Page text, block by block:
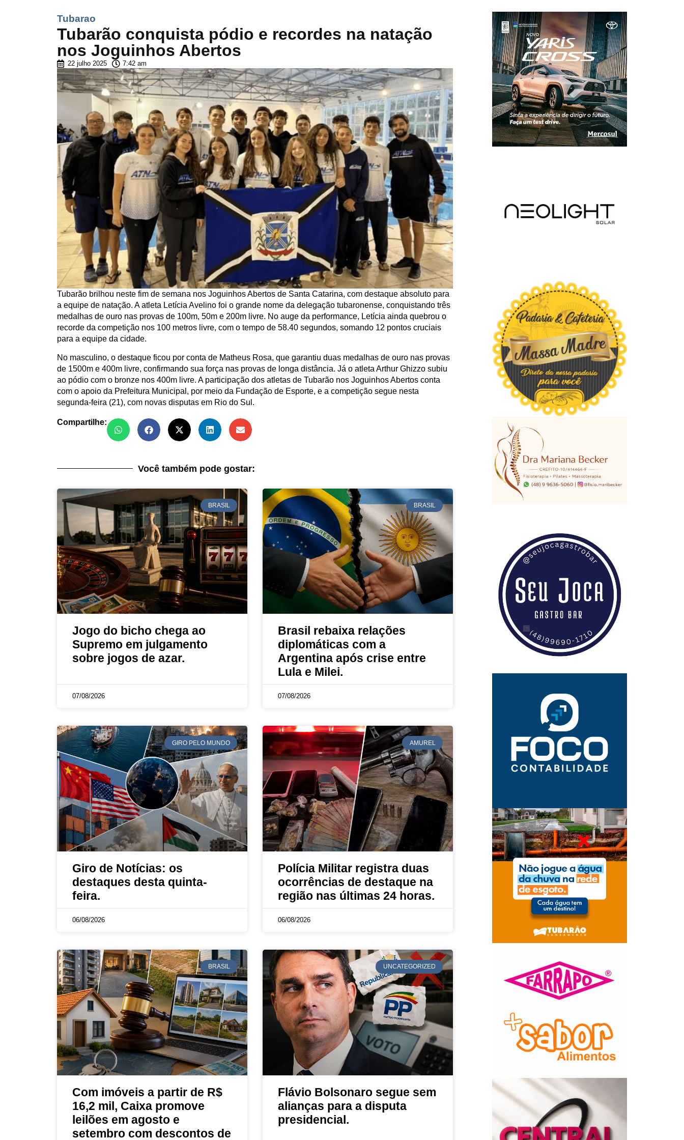
Tubarao
Tubarão conquista pódio e recordes na natação
nos Joguinhos Abertos
22 julho 2025 7:42 am
Tubarão brilhou neste fim de semana nos Joguinhos Abertos de Santa Catarina, com destaque absoluto para
a equipe de natação. A atleta Letícia Avelino foi o grande nome da delegação tubaronense, conquistando três
medalhas de ouro nas provas de 100m, 50m e 200m livre. No auge da performance, Letícia ainda quebrou o
recorde da competição nos 100 metros livre, com o tempo de 58.40 segundos, somando 12 pontos cruciais
para a equipe da cidade.
No masculino, o destaque ficou por conta de Matheus Rosa, que garantiu duas medalhas de ouro nas provas
de 1500m e 400m livre, confirmando sua força nas provas de longa distância. Já o atleta Arthur Ghizzo subiu
ao pódio com o bronze nos 400m livre. A participação dos atletas de Tubarão nos Joguinhos Abertos conta
com o apoio da Prefeitura Municipal, por meio da Fundação de Esporte, e a competição segue nesta
segunda-feira (21), com novas disputas em Rio do Sul.
Compartilhe:
Você também pode gostar:
BRASIL
Jogo do bicho chega ao
Supremo em julgamento
sobre jogos de azar.
07/08/2026
BRASIL
Brasil rebaixa relações
diplomáticas com a
Argentina após crise entre
Lula e Milei.
07/08/2026
GIRO PELO MUNDO
Giro de Notícias: os
destaques desta quinta-
feira.
06/08/2026
AMUREL
Polícia Militar registra duas
ocorrências de destaque na
região nas últimas 24 horas.
06/08/2026
BRASIL
Com imóveis a partir de R$
16,2 mil, Caixa promove
leilões em agosto e
setembro com descontos de
UNCATEGORIZED
Flávio Bolsonaro segue sem
alianças para a disputa
presidencial.